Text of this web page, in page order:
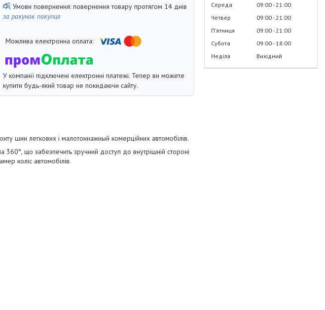
повернення товару протягом 14 днів
за рахунок покупця
У компанії підключені електронні платежі. Тепер ви можете
купити будь-який товар не покидаючи сайту.
шин легкових і малотоннажный комерційних автомобілів.
що забезпечить зручний доступ до внутрішній стороні
коліс автомобілів.
Середа
09:00 21:00
Четвер
09:00 21:00
Пʼятниця
09:00 21:00
Субота
09:00 18:00
Неділя
Вихідний